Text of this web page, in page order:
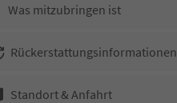
Was mitzubringen ist
Rückerstattungsinformationen
Standort & Anfahrt